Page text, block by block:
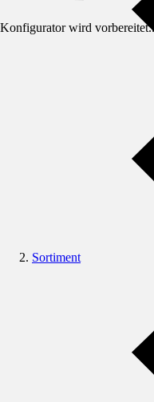
Konfigurator wird vorbereitet...
Sortiment